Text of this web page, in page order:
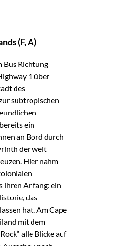
(F, A)
Bus Richtung
1 über
des
subtropischen
ein
an Bord durch
der weit
Hier nahm
ihren Anfang: ein
das
hat. Am Cape
mit dem
alle Blicke auf